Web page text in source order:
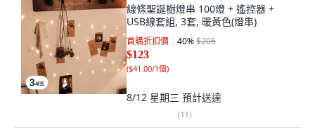
線條聖誕樹燈串 100燈 + 遙控器 +
USB線套組, 3套, 暖黃色(燈串)
首購折扣價 40%$206
$123
($41.00/1個)
8/12 星期三 預計送達
(11)